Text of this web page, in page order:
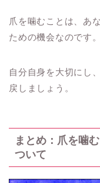
爪を噛むことは、あ
ための機会なのです。
自分自身を大切にし
戻しましょう。
まとめ：爪を噛
ついて